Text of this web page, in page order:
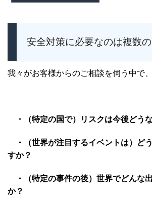
安全対策に必要なのは複数
我々がお客様からのご相談を伺う中で
・（特定の国で）リスクは今後どう
・（世界が注目するイベントは）ど
すか？
・（特定の事件の後）世界でどんな
か？